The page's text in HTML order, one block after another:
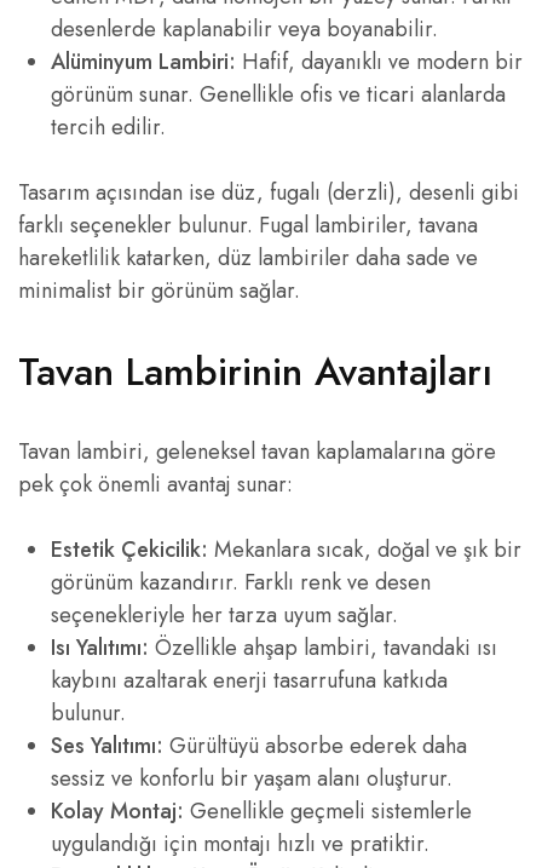
desenlerde kaplanabilir veya boyanabilir.
Alüminyum Lambiri: Hafif, dayanıklı ve modern bir
görünüm sunar. Genellikle ofis ve ticari alanlarda
tercih edilir.
Tasarım açısından ise düz, fugalı (derzli), desenli gibi
farklı seçenekler bulunur. Fugal lambiriler, tavana
hareketlilik katarken, düz lambiriler daha sade ve
minimalist bir görünüm sağlar.
Tavan Lambirinin Avantajları
Tavan lambiri, geleneksel tavan kaplamalarına göre
pek çok önemli avantaj sunar:
Estetik Çekicilik: Mekanlara sıcak, doğal ve şık bir
görünüm kazandırır. Farklı renk ve desen
seçenekleriyle her tarza uyum sağlar.
Isı Yalıtımı: Özellikle ahşap lambiri, tavandaki ısı
kaybını azaltarak enerji tasarrufuna katkıda
bulunur.
Ses Yalıtımı: Gürültüyü absorbe ederek daha
sessiz ve konforlu bir yaşam alanı oluşturur.
Kolay Montaj: Genellikle geçmeli sistemlerle
uygulandığı için montajı hızlı ve pratiktir.